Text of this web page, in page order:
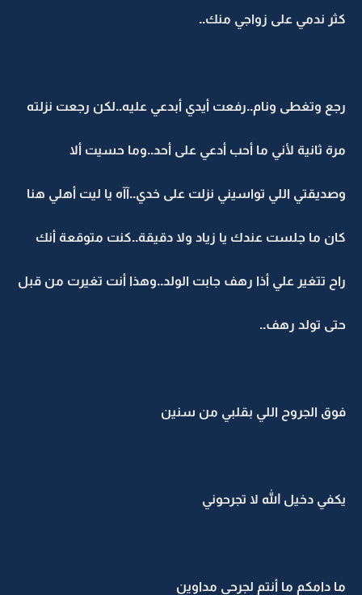
كثر ندمي على زواجي منك..
رجع وتغطى ونام..رفعت أيدي أبدعي عليه..لكن رجعت نزلته
مرة ثانية لأني ما أحب أدعي على أحد..وما حسيت ألا
وصديقتي اللي تواسيني نزلت على خدي..آآه يا ليت أهلي هنا
كان ما جلست عندك يا زياد ولا دقيقة..كنت متوقعة أنك
راح تتغير علي أذا رهف جابت الولد..وهذا أنت تغيرت من قبل
حتى تولد رهف..
فوق الجروح اللي بقلبي من سنين
يكفي دخيل الله لا تجرحوني
ما دامكم ما أنتم لجرحي مداوين